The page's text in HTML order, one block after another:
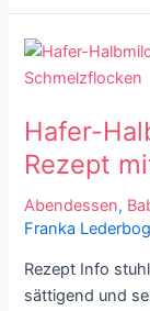
Hafer-
Rezept
Abendessen,
Franka
Rezept Info
sättigend und
Hafer-
Halbmilch-
|
Babybrei-
mit
Schmelzflocken